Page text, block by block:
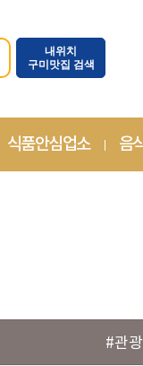
내위치
구미맛집 검색
식품안심업소 음
#관